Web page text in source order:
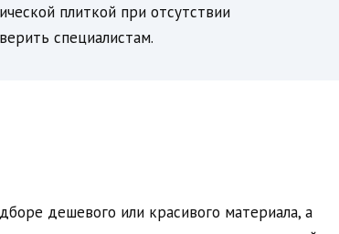
плиткой при отсутствии
специалистам.
дешевого или красивого материала, а